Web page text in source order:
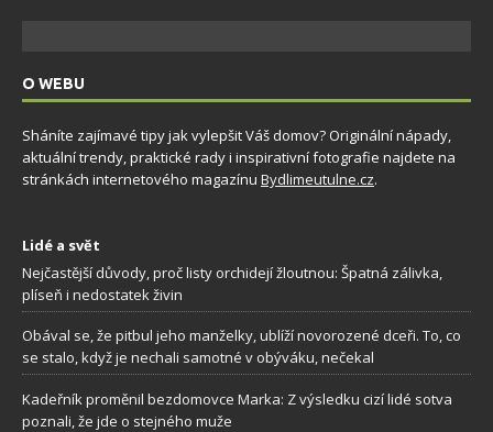
O WEBU
Sháníte zajímavé tipy jak vylepšit Váš domov? Originální nápady,
aktuální trendy, praktické rady i inspirativní fotografie najdete na
stránkách internetového magazínu Bydlimeutulne.cz.
Lidé a svět
Nejčastější důvody, proč listy orchidejí žloutnou: Špatná zálivka,
plíseň i nedostatek živin
Obával se, že pitbul jeho manželky, ublíží novorozené dceři. To, co
se stalo, když je nechali samotné v obýváku, nečekal
Kadeřník proměnil bezdomovce Marka: Z výsledku cizí lidé sotva
poznali, že jde o stejného muže